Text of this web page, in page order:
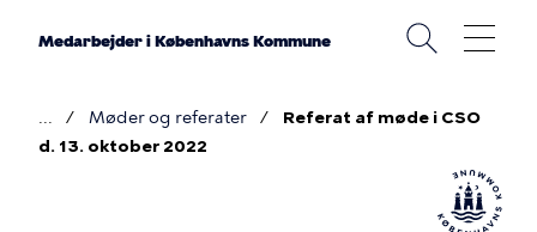
Medarbejder i Københavns Kommune
Brødkrumme
Møder og referater
Referat af møde i CSO
d. 13. oktober 2022